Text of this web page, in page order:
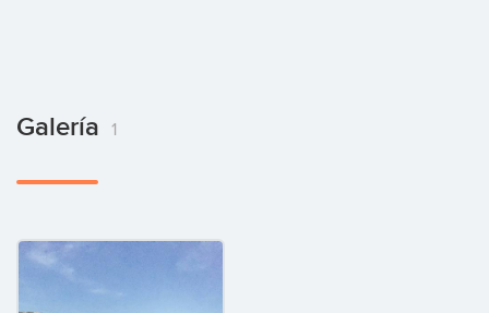
Galería 1